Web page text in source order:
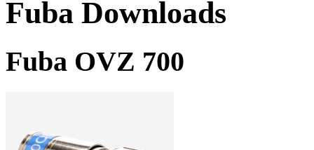
Fuba Downloads
Fuba OVZ 700